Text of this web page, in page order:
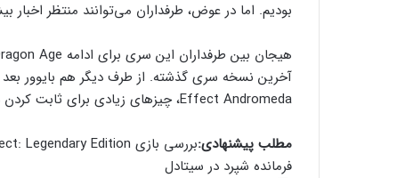
بودیم. اما در عوض، طرفداران می‌توانند منتظر اخبار
Effect Andromeda، چیزهای زیادی برای ثابت کردن دارد.
مطلب پیشنهادی:بررسی بازی Mass Effect: Legendary Edition – یادآوری عصر طلایی بایوور
فرمانده شپرد در سیتادل